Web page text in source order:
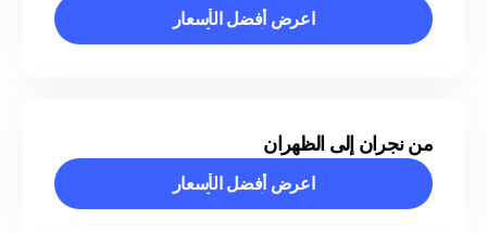
اعرض أفضل الأسعار
اعرض أفضل الأسعار
من نجران إلى الظهران
اعرض أفضل الأسعار
اعرض أفضل الأسعار